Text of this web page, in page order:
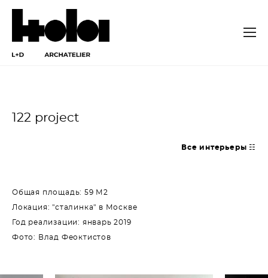
122 project
Все интерьеры ☷
Общая площадь: 59 М2
Локация: "сталинка" в Москве
Год реализации: январь 2019
Фото: Влад Феоктистов